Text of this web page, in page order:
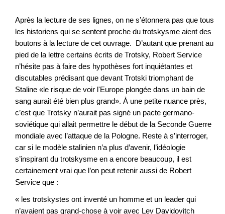
Après la lecture de ses lignes, on ne s’étonnera pas que tous
les historiens qui se sentent proche du trotskysme aient des
boutons à la lecture de cet ouvrage. D’autant que prenant au
pied de la lettre certains écrits de Trotsky, Robert Service
n’hésite pas à faire des hypothèses fort inquiétantes et
discutables prédisant que devant Trotski triomphant de
Staline «le risque de voir l'Europe plongée dans un bain de
sang aurait été bien plus grand». À une petite nuance près,
c’est que Trotsky n’aurait pas signé un pacte germano-
soviétique qui allait permettre le début de la Seconde Guerre
mondiale avec l’attaque de la Pologne. Reste à s’interroger,
car si le modèle stalinien n’a plus d’avenir, l’idéologie
s’inspirant du trotskysme en a encore beaucoup, il est
certainement vrai que l’on peut retenir aussi de Robert
Service que :
« les trotskystes ont inventé un homme et un leader qui
n’avaient pas grand-chose à voir avec Lev Davidovitch